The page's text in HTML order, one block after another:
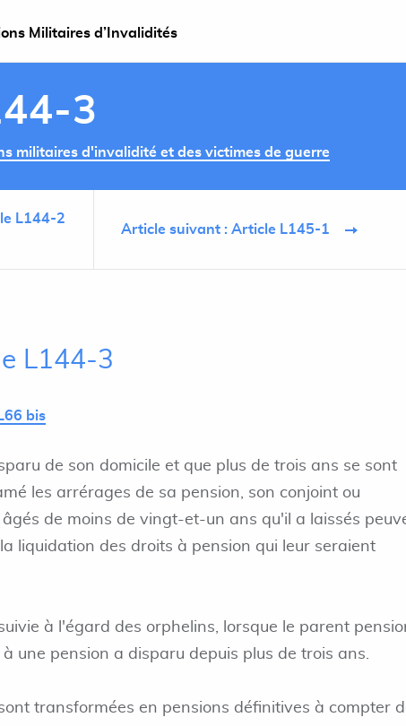
Militaires d’Invalidités
3
militaires d'invalidité et des victimes de guerre
L144-2
Article suivant : Article L145-1
L144-3
L66 bis
de son domicile et que plus de trois ans se sont
les arrérages de sa pension, son conjoint ou
de moins de vingt-et-un ans qu'il a laissés
liquidation des droits à pension qui leur seraient
à l'égard des orphelins, lorsque le parent
une pension a disparu depuis plus de trois ans.
transformées en pensions définitives à compter